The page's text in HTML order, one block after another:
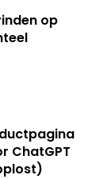
op
ChatGPT